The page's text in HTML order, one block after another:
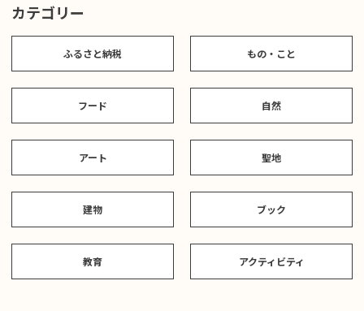
カテゴリー
ふるさと納税 もの・こと
フード 自然
アート 聖地
建物 ブック
教育 アクティビティ